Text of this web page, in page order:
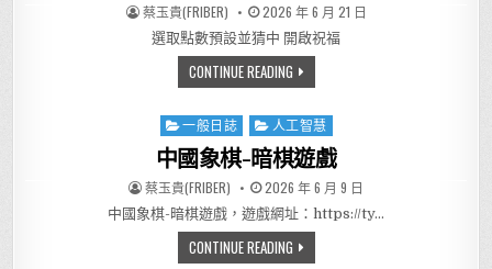
AUTHOR:
蔡玉貴(FRIBER) PUBLISHED DATE:
2026 年 6 月 21 日
選取點數預設並猜中 開啟祝福
CONTINUE READING🎲 擲骰子遊戲 (粽子版)
Posted in
一般日誌 人工智慧
中國象棋-暗棋遊戲
AUTHOR:
蔡玉貴(FRIBER) PUBLISHED DATE:
2026 年 6 月 9 日
中國象棋-暗棋遊戲，遊戲網址：https://ty…
CONTINUE READING中國象棋-暗棋遊戲